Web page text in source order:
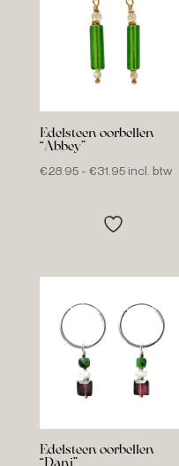
Edelsteen oorbellen
“Abbey”
€28.95 - €31.95Prijsklasse:
incl. btw
Edelsteen oorbellen
“Dani”